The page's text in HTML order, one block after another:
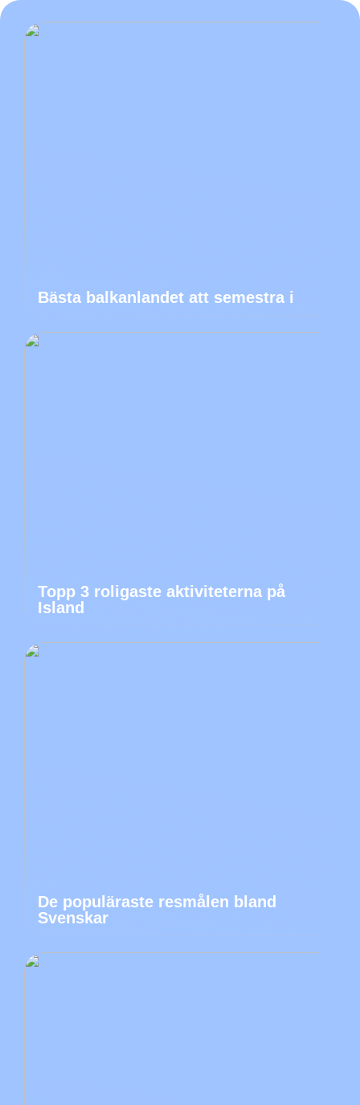
Bästa balkanlandet att semestra i
Topp 3 roligaste aktiviteterna på
Island
De populäraste resmålen bland
Svenskar